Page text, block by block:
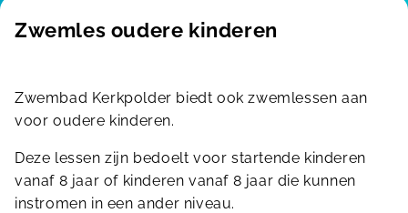
Zwemles oudere kinderen
Zwembad Kerkpolder biedt ook zwemlessen aan
voor oudere kinderen.
Deze lessen zijn bedoelt voor startende kinderen
vanaf 8 jaar of kinderen vanaf 8 jaar die kunnen
instromen in een ander niveau.